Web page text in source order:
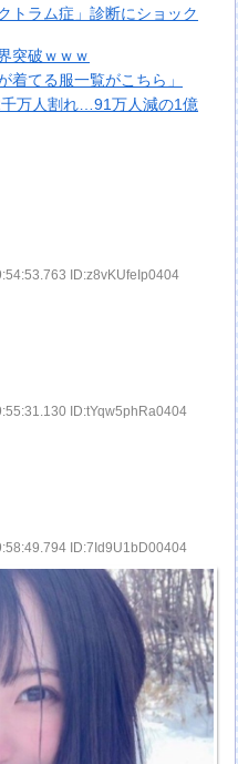
トラム症」診断にショック
突破ｗｗｗ
着てる服一覧がこちら」
万人割れ…91万人減の1億
ID:z8vKUfeIp0404
ID:tYqw5phRa0404
ID:7Id9U1bD00404